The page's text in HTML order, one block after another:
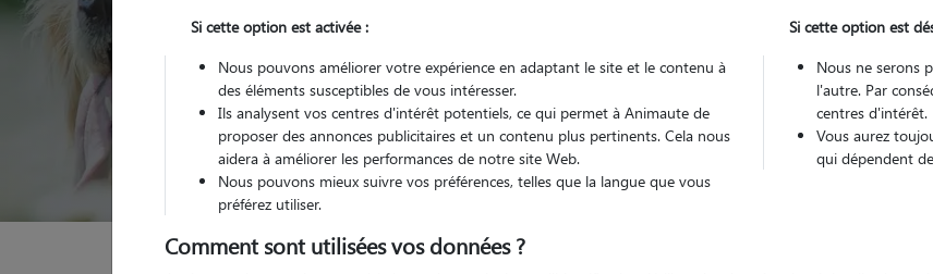
Indiquez vos dates
Si cette option est activée :
Nous pouvons améliorer votre expérience en adaptant le site et le contenu à
des éléments susceptibles de vous intéresser.
Ils analysent vos centres d'intérêt potentiels, ce qui permet à Animaute de
proposer des annonces publicitaires et un contenu plus pertinents. Cela nous
aidera à améliorer les performances de notre site Web.
Nous pouvons mieux suivre vos préférences, telles que la langue que vous
préférez utiliser.
Si cette option est
Nous ne serons
l'autre. Par
centres d'intérêt.
Vous aurez
qui dépendent
Comment sont utilisées vos données ?